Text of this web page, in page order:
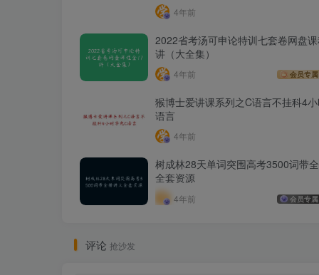
4年前
2022省考汤可申论特训七套卷网盘
讲（大全集）
4年前 会员专属
猴博士爱讲课系列之C语言不挂科4
语言
4年前
树成林28天单词突围高考3500词带
全套资源
4年前 会员专属
评论 抢沙发